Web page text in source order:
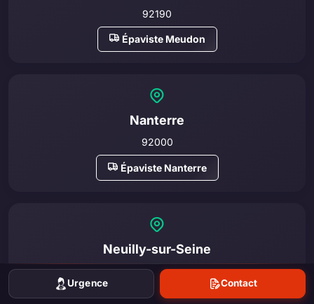
92190
Épaviste Meudon
Nanterre
92000
Épaviste Nanterre
Neuilly-sur-Seine
92200
Épaviste Neuilly-sur-Seine
Urgence Contact